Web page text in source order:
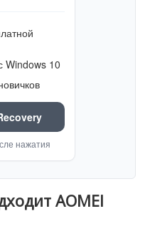
Windows 10
нажатия
AOMEI